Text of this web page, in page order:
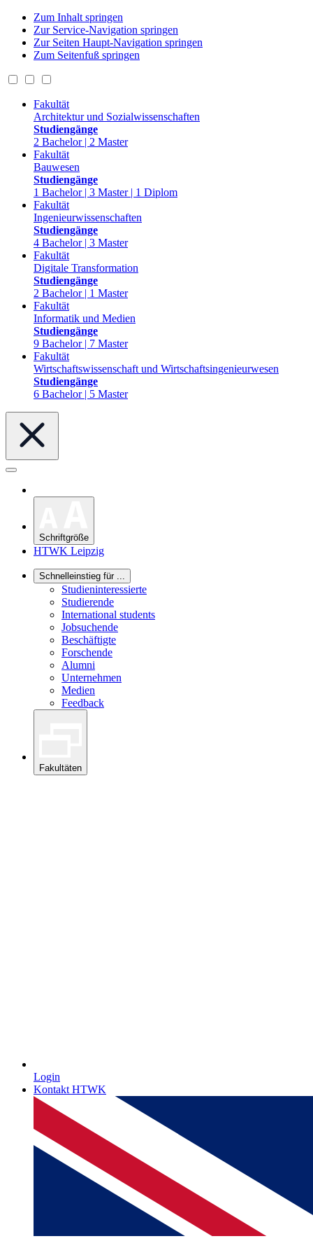
Zum Inhalt springen
Zur Service-Navigation springen
Zur Seiten Haupt-Navigation springen
Zum Seitenfuß springen
Fakultät
Architektur und Sozialwissenschaften
Studiengänge
2 Bachelor | 2 Master
Fakultät
Bauwesen
Studiengänge
1 Bachelor | 3 Master | 1 Diplom
Fakultät
Ingenieurwissenschaften
Studiengänge
4 Bachelor | 3 Master
Fakultät
Digitale Transformation
Studiengänge
2 Bachelor | 1 Master
Fakultät
Informatik und Medien
Studiengänge
9 Bachelor | 7 Master
Fakultät
Wirtschaftswissenschaft und Wirtschaftsingenieurwesen
Studiengänge
6 Bachelor | 5 Master
Schriftgröße
HTWK Leipzig
Schnelleinstieg für ...
Studieninteressierte
Studierende
International students
Jobsuchende
Beschäftigte
Forschende
Alumni
Unternehmen
Medien
Feedback
Fakultäten
Login
Kontakt HTWK